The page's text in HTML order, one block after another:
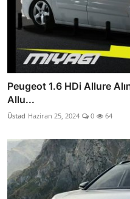
Peugeot 1.6 HDi Allure
Allu...
Üstad Haziran 25, 2024 0 64